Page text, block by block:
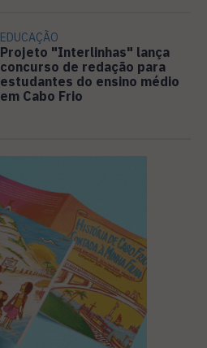
EDUCAÇÃO
Projeto "Interlinhas" lança
concurso de redação para
estudantes do ensino médio
em Cabo Frio